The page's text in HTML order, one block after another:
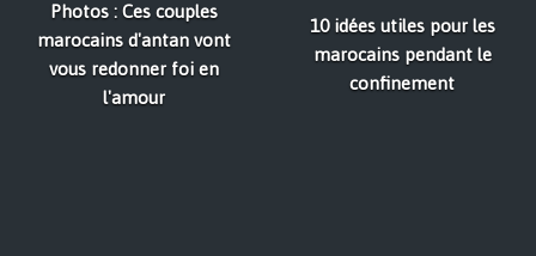
Photos : Ces couples
marocains d'antan vont
vous redonner foi en
l'amour
10 idées utiles pour les
marocains pendant le
confinement